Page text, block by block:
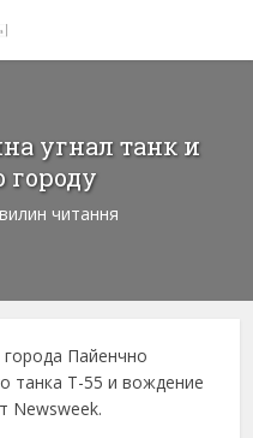
угнал танк и
городу
читання
Пайенчно
танка Т-55 и вождение
Newsweek.